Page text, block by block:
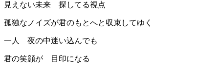
見えない未来 探してる視点
孤独なノイズが君のもとへと収束してゆく
一人 夜の中迷い込んでも
君の笑顔が 目印になる